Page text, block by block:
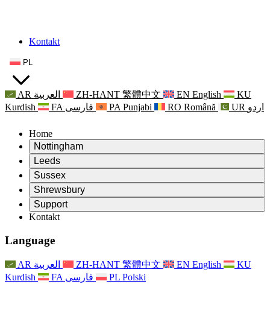
Kontakt
PL
AR العربية ZH-HANT 繁體中文 EN English
KU
Kurdish
FA فارسی PA Punjabi RO Română UR اردو
Home
Nottingham
Review
Przewodniczący Przeglądu
Niezależny zespół recenzentów
Zakres uprawnień
Raport końcowy z niezależnego przeglądu
Często zadawane pytania
Proces przekazywania informacji zwrotnych przez rodzinę
Biuletyny informacyjne
Opt Out
Leeds
Review
Przewodniczący Przeglądu
Niezależny zespół recenzentów
Zakres wymagań i obowiązków
Kontakt
Wsparcie psychologiczne dla rodzin
Aktualizacje dla rodzin
Zdarzenia
For Staff
Wsparcie dla personelu
Sussex
Review
Przewodniczący Przeglądu
Niezależny zespół recenzentów
Zakres uprawnień
For Families
Aktualizacje dla rodzin
Zdarzenia
Shrewsbury
Review
Zakres zadań w zakresie oceny macierzyństwa
Raport końcowy z niezależnego przeglądu
Pierwszy raport z niezależnego przeglądu
For Families
Aktualizacje
Support
Leeds
Nottingham
Rodzinna Służba Wsparcia Psychologicznego
Wsparcie w sytuacjach kryzysowych związanych ze
zdrowiem psychicznym
Usługi regionalne Nottingham
Kontakt
Language
AR العربية ZH-HANT 繁體中文 EN English
KU
Kurdish
FA فارسی PL Polski